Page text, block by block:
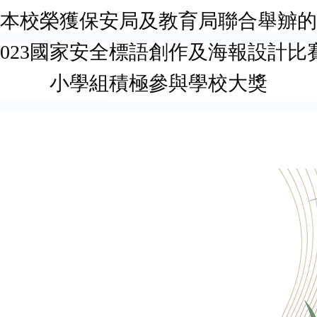
本校榮獲保安局及教育局聯合舉辧的
國家安全標語創作及海報設計比
小學組積極參與學校大獎